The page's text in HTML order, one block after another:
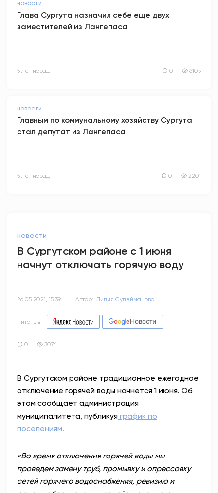
НОВОСТИ
Глава Сургута назначил себе еще двух
заместителей из Лангепаса
5 лет назад 0 6103
НОВОСТИ
Главным по коммунальному хозяйству Сургута
стал депутат из Лангепаса
5 лет назад 0 2201
НОВОСТИ
В Сургутском районе с 1 июня
начнут отключать горячую воду
26.05.2021, 15:39 Автор: Лилия Сулейманова
Читать в
0 3074
В Сургутском районе традиционное ежегодное
отключение горячей воды начнется 1 июня. Об
этом сообщает администрация
муниципалитета, публикуя график по
поселениям.
«Во время отключения горячей воды мы
проведем замену труб, промывку и опрессовку
сетей горячего водоснабжения, ревизию и